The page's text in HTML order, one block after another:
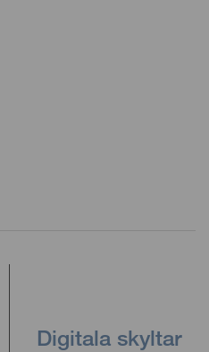
Digitala skyltar